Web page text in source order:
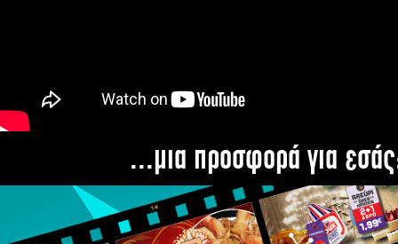
...μια προσφορά για